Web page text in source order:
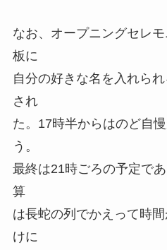
なお、オープニングセレ
板に
自分の好きな名を入れら
され
た。17時半からはのど自
う。
最終は21時ごろの予定で
算
は長蛇の列でかえって時
けに